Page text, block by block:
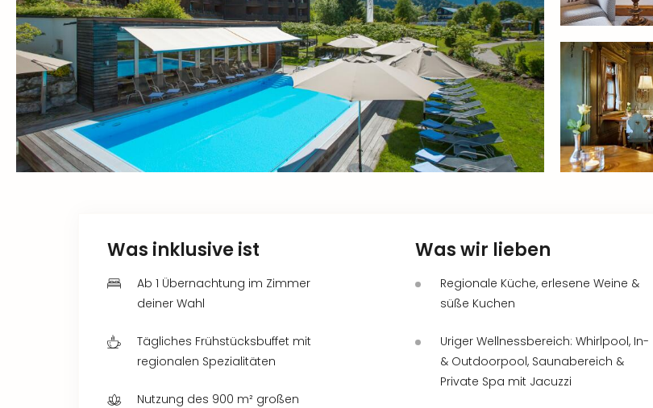
Was inklusive ist
Ab 1 Übernachtung im Zimmer
deiner Wahl
Tägliches Frühstücksbuffet mit
regionalen Spezialitäten
Nutzung des 900 m² großen
Was wir lieben
Regionale Küche, erlesene Weine &
süße Kuchen
Uriger Wellnessbereich: Whirlpool, In-
& Outdoorpool, Saunabereich &
Private Spa mit Jacuzzi